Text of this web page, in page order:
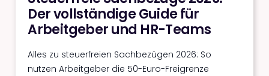
Der vollständige Guide für
Arbeitgeber und HR-Teams
Alles zu steuerfreien Sachbezügen 2026: So
nutzen Arbeitgeber die 50-Euro-Freigrenze